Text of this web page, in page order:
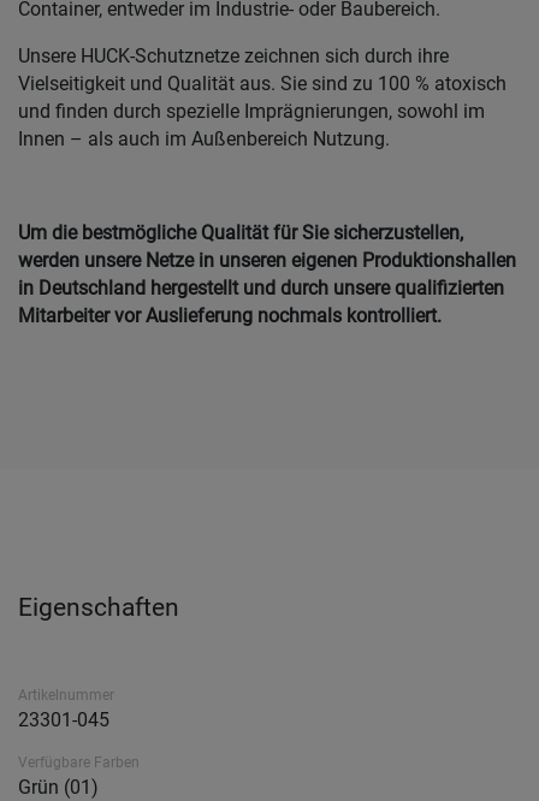
Container, entweder im Industrie- oder Baubereich.
Unsere HUCK-Schutznetze zeichnen sich durch ihre
Vielseitigkeit und Qualität aus. Sie sind zu 100 % atoxisch
und finden durch spezielle Imprägnierungen, sowohl im
Innen – als auch im Außenbereich Nutzung.
Um die bestmögliche Qualität für Sie sicherzustellen,
werden unsere Netze in unseren eigenen Produktionshallen
in Deutschland hergestellt und durch unsere qualifizierten
Mitarbeiter vor Auslieferung nochmals kontrolliert.
Eigenschaften
Artikelnummer
23301-045
Verfügbare Farben
Grün (01)